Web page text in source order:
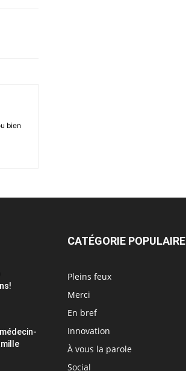
bien
CATÉGORIE POPULAIRE
Pleins feux
Merci
En bref
Innovation
À vous la parole
Social